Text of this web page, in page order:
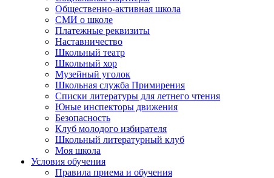
Общественно-активная школа
СМИ о школе
Платежные реквизиты
Наставничество
Школьный театр
Школьный хор
Музейный уголок
Школьная служба Примирения
Списки литературы для летнего чтения
Юные инспекторы движения
Безопасность
Клуб молодого избирателя
Школьный литературный клуб
Моя школа
Условия обучения
Правила приема и обучения